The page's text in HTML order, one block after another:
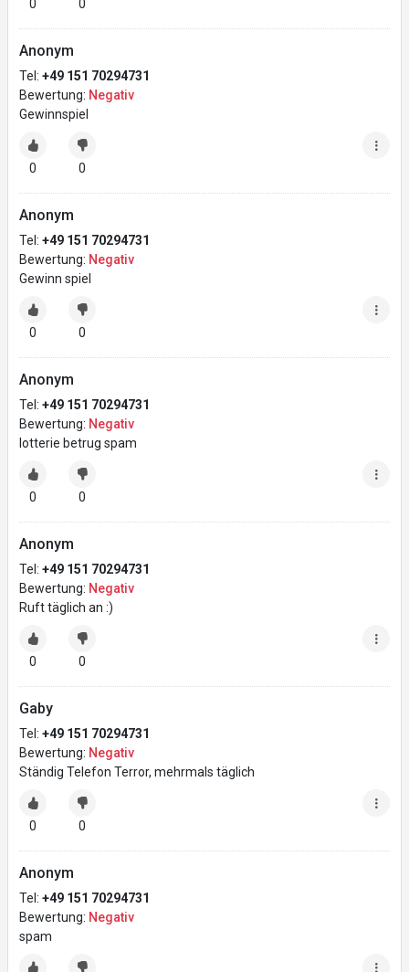
0 0
Anonym
Tel: +49 151 70294731
Bewertung: Negativ
Gewinnspiel
0 0
Anonym
Tel: +49 151 70294731
Bewertung: Negativ
Gewinn spiel
0 0
Anonym
Tel: +49 151 70294731
Bewertung: Negativ
lotterie betrug spam
0 0
Anonym
Tel: +49 151 70294731
Bewertung: Negativ
Ruft täglich an :)
0 0
Gaby
Tel: +49 151 70294731
Bewertung: Negativ
Ständig Telefon Terror, mehrmals täglich
0 0
Anonym
Tel: +49 151 70294731
Bewertung: Negativ
spam